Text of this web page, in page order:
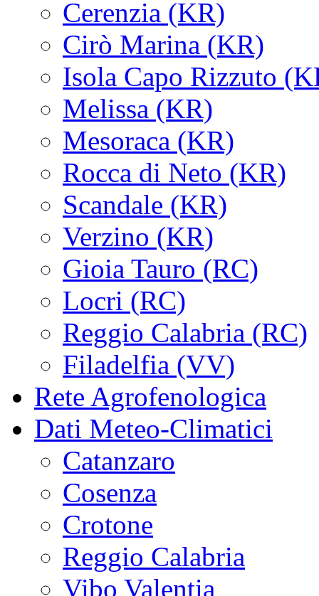
Cerenzia (KR)
Cirò Marina (KR)
Isola Capo Rizzuto
Melissa (KR)
Mesoraca (KR)
Rocca di Neto (KR)
Scandale (KR)
Verzino (KR)
Gioia Tauro (RC)
Locri (RC)
Reggio Calabria (RC)
Filadelfia (VV)
Rete Agrofenologica
Dati Meteo-Climatici
Catanzaro
Cosenza
Crotone
Reggio Calabria
Vibo Valentia